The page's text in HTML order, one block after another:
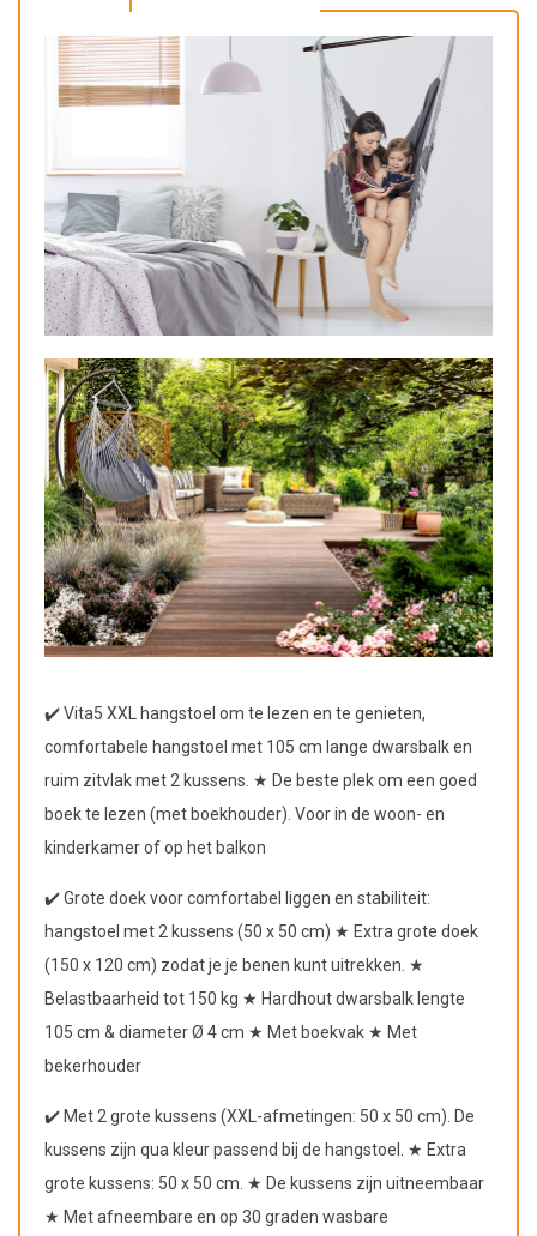
✔️ Vita5 XXL hangstoel om te lezen en te genieten,
comfortabele hangstoel met 105 cm lange dwarsbalk en
ruim zitvlak met 2 kussens. ★ De beste plek om een goed
boek te lezen (met boekhouder). Voor in de woon- en
kinderkamer of op het balkon
✔️ Grote doek voor comfortabel liggen en stabiliteit:
hangstoel met 2 kussens (50 x 50 cm) ★ Extra grote doek
(150 x 120 cm) zodat je je benen kunt uitrekken. ★
Belastbaarheid tot 150 kg ★ Hardhout dwarsbalk lengte
105 cm & diameter Ø 4 cm ★ Met boekvak ★ Met
bekerhouder
✔️ Met 2 grote kussens (XXL-afmetingen: 50 x 50 cm). De
kussens zijn qua kleur passend bij de hangstoel. ★ Extra
grote kussens: 50 x 50 cm. ★ De kussens zijn uitneembaar
★ Met afneembare en op 30 graden wasbare